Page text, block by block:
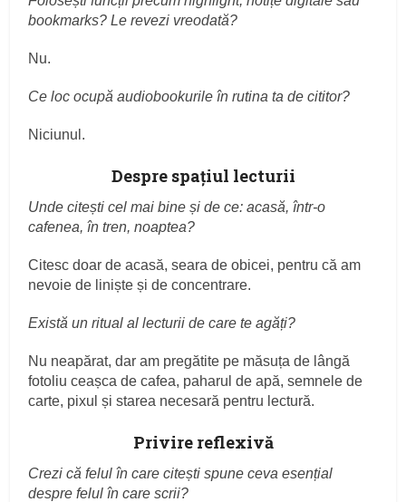
bookmarks? Le revezi vreodată?
Nu.
Ce loc ocupă audiobookurile în rutina ta de cititor?
Niciunul.
Despre spațiul lecturii
Unde citești cel mai bine și de ce: acasă, într-o
cafenea, în tren, noaptea?
Citesc doar de acasă, seara de obicei, pentru că am
nevoie de liniște și de concentrare.
Există un ritual al lecturii de care te agăți?
Nu neapărat, dar am pregătite pe măsuța de lângă
fotoliu ceașca de cafea, paharul de apă, semnele de
carte, pixul și starea necesară pentru lectură.
Privire reflexivă
Crezi că felul în care citești spune ceva esențial
despre felul în care scrii?